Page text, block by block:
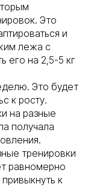
Это
и
лежа с
его на 2,5-5 кг
Это будет
к росту.
на разные
получала
тренировки
равномерно
к